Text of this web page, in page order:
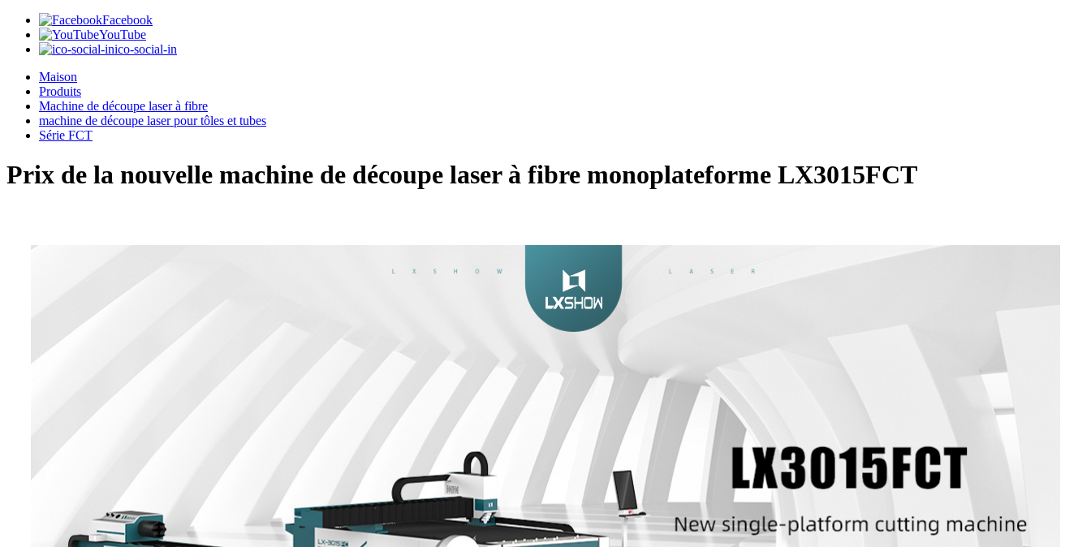
Facebook
YouTube
ico-social-in
Maison
Produits
Machine de découpe laser à fibre
machine de découpe laser pour tôles et tubes
Série FCT
Prix ​​de la nouvelle machine de découpe laser à fibre monoplateforme LX3015FCT